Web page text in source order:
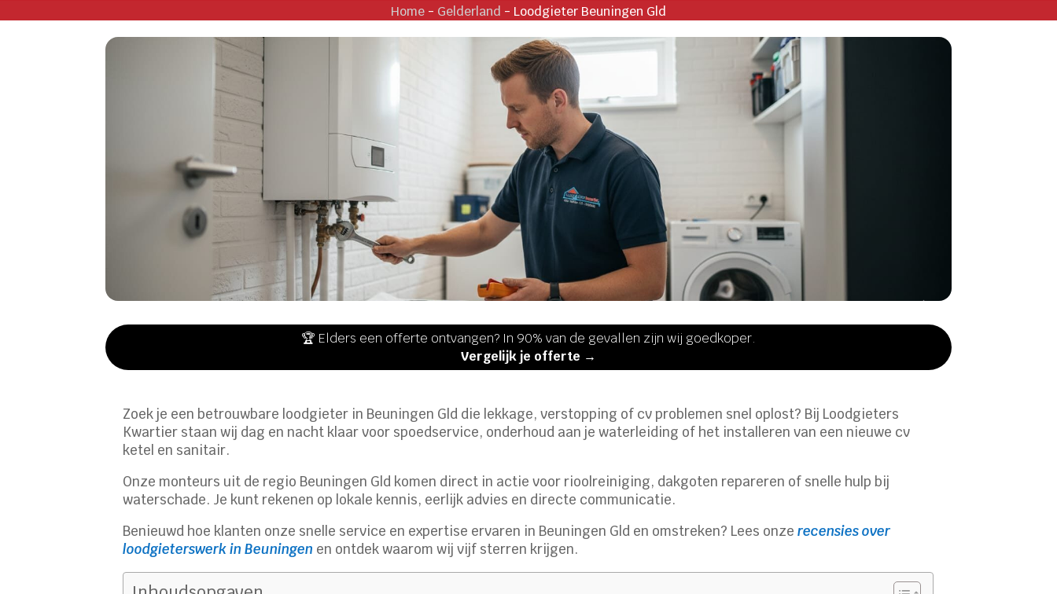
Home - Gelderland - Loodgieter Beuningen Gld
🏆 Elders een offerte ontvangen? In 90% van de gevallen zijn wij goedkoper.
Vergelijk je offerte →
Zoek je een betrouwbare loodgieter in Beuningen Gld die lekkage, verstopping of cv problemen snel oplost? Bij Loodgieters
Kwartier staan wij dag en nacht klaar voor spoedservice, onderhoud aan je waterleiding of het installeren van een nieuwe cv
ketel en sanitair.
Onze monteurs uit de regio Beuningen Gld komen direct in actie voor rioolreiniging, dakgoten repareren of snelle hulp bij
waterschade. Je kunt rekenen op lokale kennis, eerlijk advies en directe communicatie.
Benieuwd hoe klanten onze snelle service en expertise ervaren in Beuningen Gld en omstreken? Lees onzerecensies over
loodgieterswerk in Beuningen en ontdek waarom wij vijf sterren krijgen.